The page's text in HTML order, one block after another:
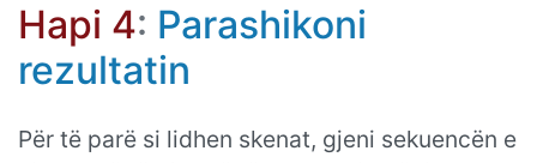
Hapi 4: Parashikoni
rezultatin
Për të parë si lidhen skenat, gjeni sekuencën e